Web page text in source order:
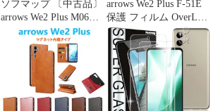
ソフマップ 〔中古品〕
arrows We2 Plus M06
256GB スレートグレイ
ASMC060 SIMフリー
【276】
arrows We2 Plus F-51E
保護 フィルム OverLay
抗菌 Brilliant for アロー
ズ スマホ Hydro Ag+ 抗
菌 抗ウイルス 高光沢